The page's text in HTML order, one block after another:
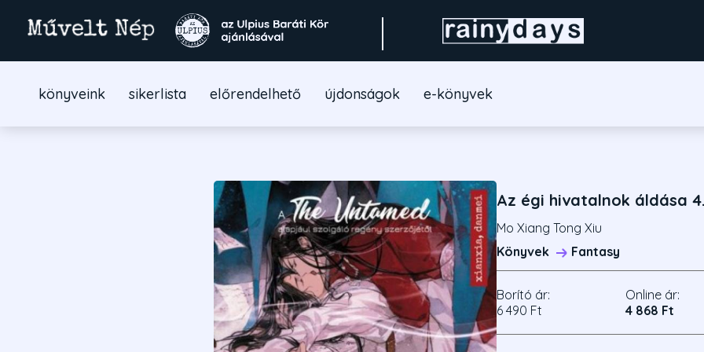
könyveink sikerlista előrendelhető újdonságok e-könyvek
Az égi hivatalnok áldása
Mo Xiang Tong Xiu
Könyvek
Fantasy
Borító ár:
6 490 Ft
Online ár:
4 868 Ft